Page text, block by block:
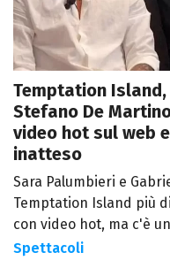
Temptation Island,
Stefano De
video hot sul web
inatteso
Sara Palumbieri e
Temptation Island più
con video hot, ma c'è
Spettacoli